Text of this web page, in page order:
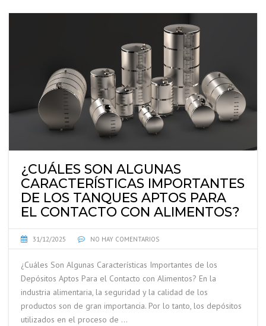
¿CUÁLES SON ALGUNAS
CARACTERÍSTICAS IMPORTANTES
DE LOS TANQUES APTOS PARA
EL CONTACTO CON ALIMENTOS?
31/12/2025 NO HAY COMENTARIOS
¿Cuáles Son Algunas Características Importantes de los
Depósitos Aptos Para el Contacto con Alimentos? En la
industria alimentaria, la seguridad y la calidad de los
productos son de gran importancia. Por lo tanto, los depósitos
utilizados en el proceso de …